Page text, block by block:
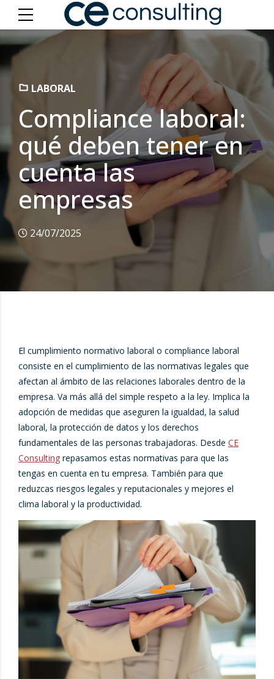
LABORAL
Compliance laboral:
qué deben tener en
cuenta las
empresas
24/07/2025
El cumplimiento normativo laboral o compliance laboral
consiste en el cumplimiento de las normativas legales que
afectan al ámbito de las relaciones laborales dentro de la
empresa. Va más allá del simple respeto a la ley. Implica la
adopción de medidas que aseguren la igualdad, la salud
laboral, la protección de datos y los derechos
fundamentales de las personas trabajadoras. Desde CE
Consulting repasamos estas normativas para que las
tengas en cuenta en tu empresa. También para que
reduzcas riesgos legales y reputacionales y mejores el
clima laboral y la productividad.